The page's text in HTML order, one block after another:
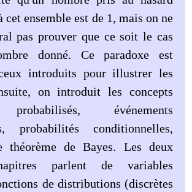
cet ensemble est de 1, mais on ne
pas prouver que ce soit le cas
donné. Ce paradoxe est
introduits pour illustrer les
on introduit les concepts
probabilisés, événements
probabilités conditionnelles,
théorème de Bayes. Les deux
parlent de variables
de distributions (discrètes